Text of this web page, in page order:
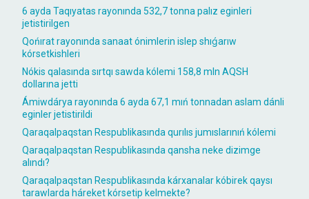
6 ayda Taqıyatas rayonında 532,7 tonna palız eginleri
jetistirilgen
Qońırat rayonında sanaat ónimlerin islep shıǵarıw
kórsetkishleri
Nókis qalasında sırtqı sawda kólemi 158,8 mln AQSH
dollarına jetti
Ámiwdárya rayonında 6 ayda 67,1 mıń tonnadan aslam dánli
eginler jetistirildi
Qaraqalpaqstan Respublikasında qurılıs jumıslarınıń kólemi
Qaraqalpaqstan Respublikasında qansha neke dizimge
alındı?
Qaraqalpaqstan Respublikasında kárxanalar kóbirek qaysı
tarawlarda háreket kórsetip kelmekte?